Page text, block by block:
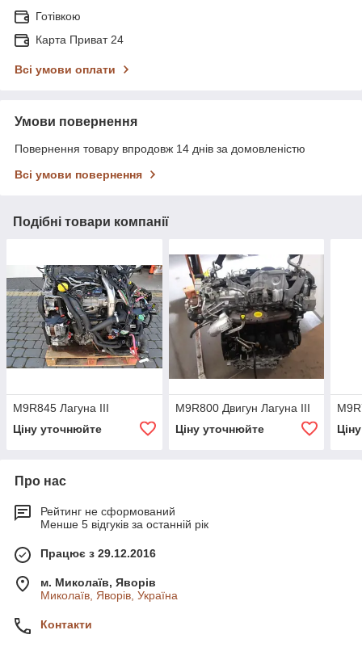
Готівкою
Карта Приват 24
Всі умови оплати
Умови повернення
Повернення товару впродовж 14 днів за домовленістю
Всі умови повернення
Подібні товари компанії
M9R845 Лагуна III
Ціну уточнюйте
M9R800 Двигун Лагуна III
Ціну уточнюйте
Про нас
Рейтинг не сформований
Менше 5 відгуків за останній рік
Працює з 29.12.2016
м. Миколаїв, Яворів
Миколаїв, Яворів, Україна
Контакти